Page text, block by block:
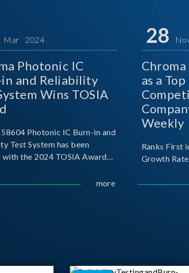
Mar 2024
Photonic IC
and Reliability
Wins TOSIA
Photonic IC Burn-in and
Test System has been
with the 2024 TOSIA Award
more
28
Chroma
as a
Weekly
Ranks First
Growth Rate